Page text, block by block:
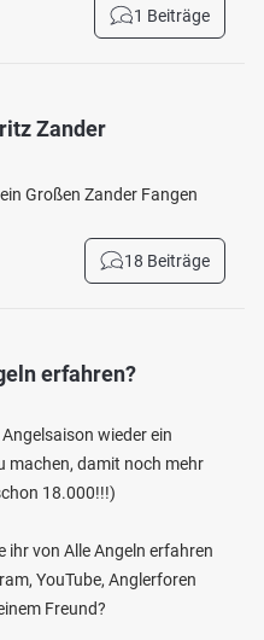
1 Beiträge
Zander
Großen Zander Fangen
18 Beiträge
erfahren?
wieder ein
machen, damit noch mehr
18.000!!!)
von Alle Angeln erfahren
YouTube, Anglerforen
Freund?